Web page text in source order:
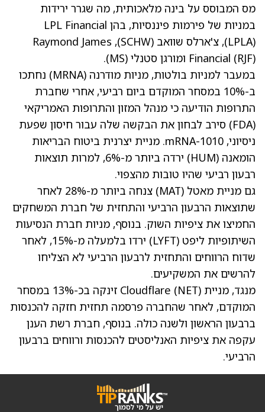
מס המבוסס על בינה מלאכותית, מה שגרר ירידות
במניות של פירמות פיננסיות, בהן LPL Financial
(LPLA), צ'ארלס שוואב (SCHW)
, Raymond James
Financial (RJF) ומורגן סטנלי (MS)
.
במעבר למניות בולטות, מניות מודרנה (MRNA)
נחתכו
ב-10% במסחר המוקדם ביום רביעי, אחרי שחברת
התרופות הודיעה כי מנהל המזון והתרופות האמריקאי
(FDA) סירב לבחון את הבקשה שלה עבור חיסון שפעת
ניסיוני, mRNA-1010. מניית יצרנית ביטוח הבריאות
הומאנה (HUM)
ירדה ביותר מ-6%, למרות תוצאות
רבעון רביעי שהיו טובות מהצפוי.
גם מניית מאטל (MAT)
צנחה ביותר מ-28% לאחר
שתוצאות הרבעון הרביעי והתחזית של חברת המשחקים
החמיצו את ציפיות השוק. בנוסף, מניות חברת הנסיעות
השיתופיות ליפט (LYFT)
ירדו בלמעלה מ-15%, לאחר
שדוח הרווחים והתחזית לרבעון הרביעי לא הצליחו
להרשים את המשקיעים.
מנגד, מניית Cloudflare (NET)
זינקה בכ-13% במסחר
המוקדם, לאחר שהחברה פרסמה תחזית חזקה להכנסות
ברבעון הראשון ולשנה כולה. בנוסף, חברת רשת הענן
עקפה את ציפיות האנליסטים להכנסות ורווחים ברבעון
הרביעי.